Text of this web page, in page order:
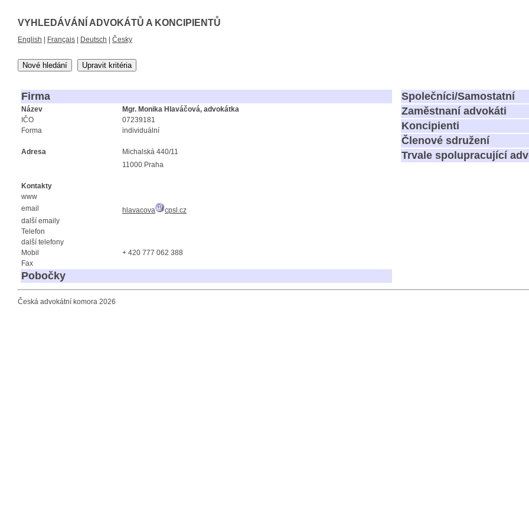
VYHLEDÁVÁNÍ ADVOKÁTŮ A KONCIPIENTŮ
English Français Deutsch Česky
Nové hledání Upravit kritéria
Firma
Název
Mgr. Monika Hlaváčová, advokátka
IČO
07239181
Forma
individuální
Adresa
Michalská 440/11
11000 Praha
Kontakty
www
email
hlavacova
cpsl.cz
další emaily
Telefon
další telefony
Mobil
+ 420 777 062 388
Fax
Pobočky
Společníci/Samostatní
Zaměstnaní advokáti
Koncipienti
Členové sdružení
Trvale spolupracující
Česká advokátní komora 2026